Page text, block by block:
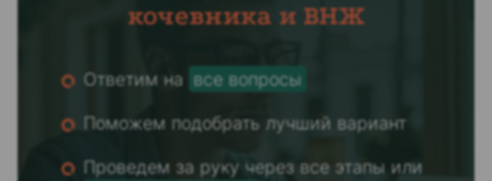
кочевника и ВНЖ
Ответим на все вопросы
Поможем подобрать лучший вариант
Проведем за руку через все этапы или